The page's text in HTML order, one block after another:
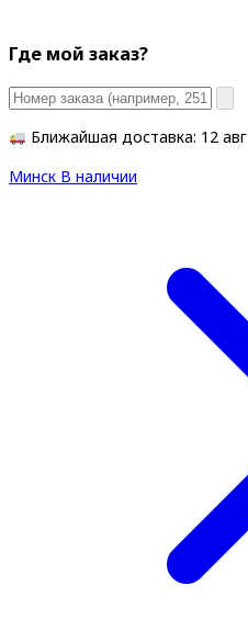
Где мой заказ?
Ближайшая доставка: 12 авг
Минск В наличии